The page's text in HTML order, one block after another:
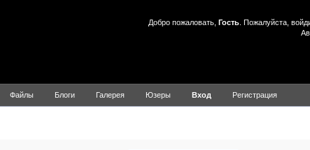
Добро пожаловать, Гость . Пожалуйста,
Файлы Блоги Галерея Юзеры Вход Регистрация